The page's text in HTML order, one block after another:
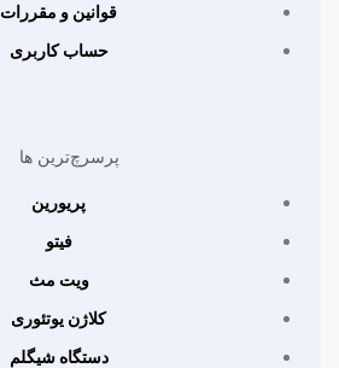
قوانین و مقررات
حساب کاربری
پرسرچ‌ترین ها
پریورین
فیتو
ویت مث
کلاژن یوتئوری
دستگاه شیگلم